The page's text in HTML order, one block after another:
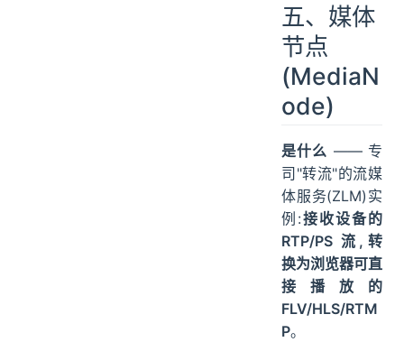
五、媒体
节点
(MediaN
ode)
是什么 —— 专
司"转流"的流媒
体服务(ZLM)实
例:接收设备的
RTP/PS 流,转
换为浏览器可直
接播放的
FLV/HLS/RTM
P。